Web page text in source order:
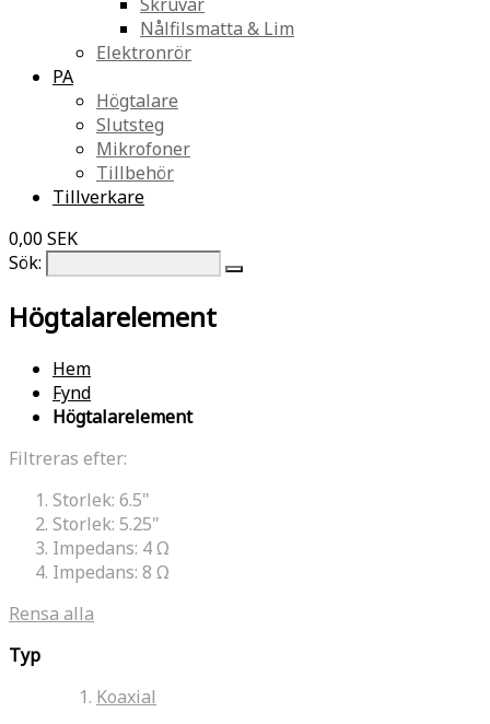
Nålfilsmatta & Lim
Elektronrör
PA
Högtalare
Slutsteg
Mikrofoner
Tillbehör
Tillverkare
0,00 SEK
Sök:
Högtalarelement
Hem
Fynd
Högtalarelement
Filtreras efter:
Storlek: 6.5"
Storlek: 5.25"
Impedans: 4 Ω
Impedans: 8 Ω
Rensa alla
Typ
Koaxial